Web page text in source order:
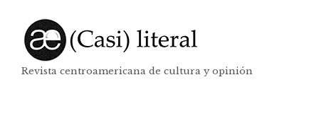
Revista centroamericana de cultura y opinión